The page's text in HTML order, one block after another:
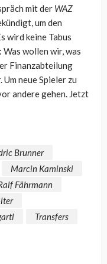
mit der WAZ
um den
wird keine Tabus
wollen wir, was
Finanzabteilung
neue Spieler zu
andere gehen. Jetzt
Brunner
Marcin Kaminski
Fährmann
Transfers